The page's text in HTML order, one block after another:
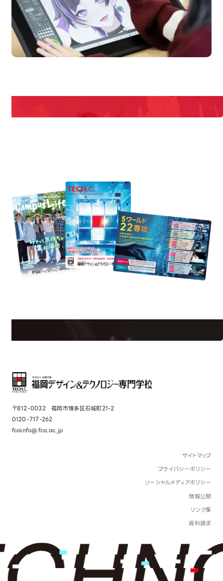
Campus
Information
〒812-0032 福岡市博多区石城町21-2
0120-717-262
fcainfo@fca.ac.jp
サイトマップ
プライバシーポリシー
ソーシャルメディアポリシー
情報公開
リンク集
資料請求